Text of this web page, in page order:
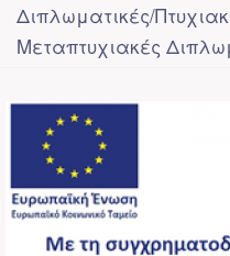
Διπλωματικές/
Μεταπτυχιακές